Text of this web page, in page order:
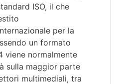
ISO, il che
per la
un formato
viene normalmente
sulla maggior parte
multimediali, tra